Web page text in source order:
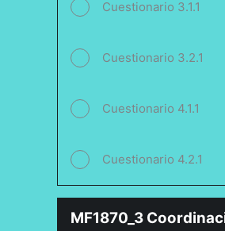
Cuestionario 3.1.1
Cuestionario 3.2.1
Cuestionario 4.1.1
Cuestionario 4.2.1
MF1870_3